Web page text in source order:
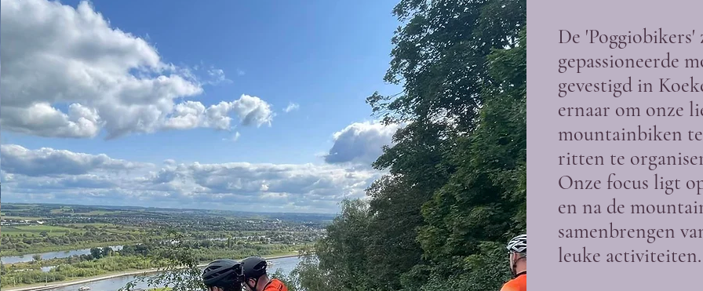
De
gepassioneerde
gevestigd in
ernaar om onze
mountainbiken
ritten te
Onze focus ligt
en na de
samenbrengen
leuke activiteiten.